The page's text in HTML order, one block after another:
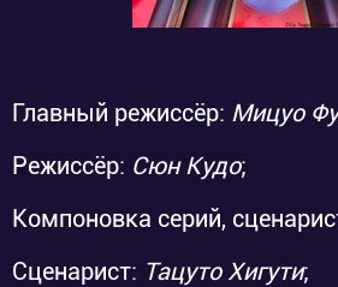
Главный режиссёр: Мицуо
Режиссёр: Сюн Кудо;
Компоновка серий,
Сценарист: Тацуто Хигути;